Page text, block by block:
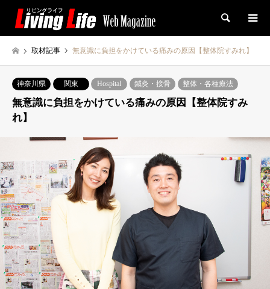
検索
取材記事 無意識に負担をかけている痛みの原因【整体院すみれ】
神奈川県 関東 Hospital 鍼灸・接骨 整体・各種療法
無意識に負担をかけている痛みの原因【整体院すみ
れ】